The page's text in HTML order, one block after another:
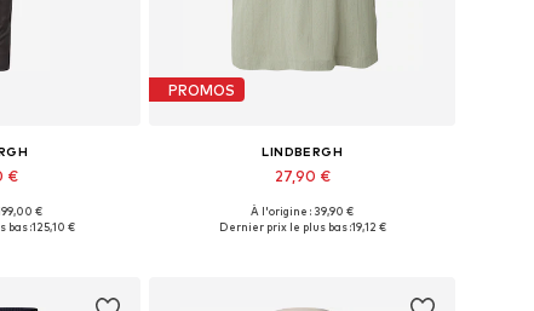
€
tailles
€
bas :125,10 €
PROMOS
LINDBERGH
27,90 €
Tailles disponibles: S, M, L, XXL
À l'origine : 39,90 €
Dernier prix le plus bas :19,12 €